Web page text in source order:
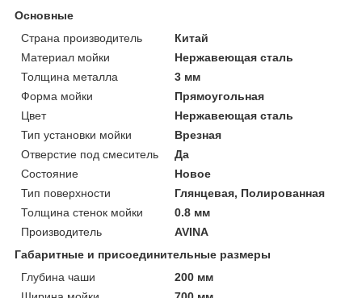
Основные
Страна производитель
Китай
Материал мойки
Нержавеющая сталь
Толщина металла
3 мм
Форма мойки
Прямоугольная
Цвет
Нержавеющая сталь
Тип установки мойки
Врезная
Отверстие под смеситель
Да
Состояние
Новое
Тип поверхности
Глянцевая, Полированная
Толщина стенок мойки
0.8 мм
Производитель
AVINA
Габаритные и присоединительные размеры
Глубина чаши
200 мм